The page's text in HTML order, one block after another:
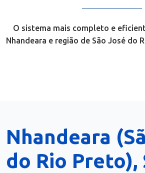
O sistema mais completo e
Nhandeara e região de São José do
Nhandeara
do Rio Preto),